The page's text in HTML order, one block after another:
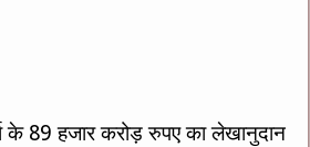
के 89 हजार करोड़ रुपए का लेखानुदान